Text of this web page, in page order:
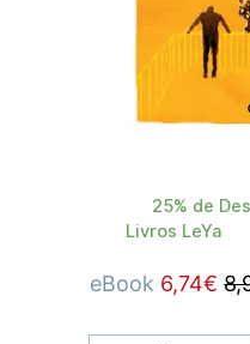
25% de
Livros LeYa
eBook 6,74€